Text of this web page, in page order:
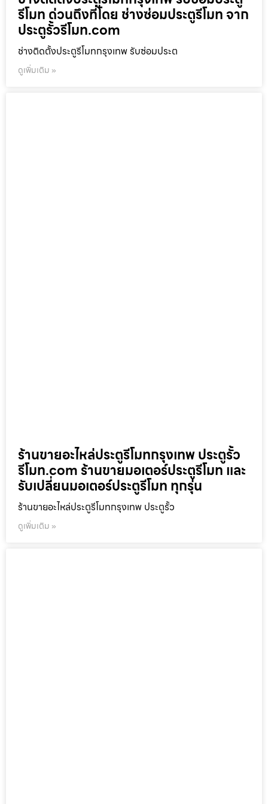
รีโมท ด่วนถึงที่โดย ช่างซ่อมประตูรีโมท จาก
ประตูรั้วรีโมท.com
ช่างติดตั้งประตูรีโมทกรุงเทพ รับซ่อมประต
ดูเพิ่มเติม »
ร้านขายอะไหล่ประตูรีโมทกรุงเทพ ประตูรั้ว
รีโมท.com ร้านขายมอเตอร์ประตูรีโมท และ
รับเปลี่ยนมอเตอร์ประตูรีโมท ทุกรุ่น
ร้านขายอะไหล่ประตูรีโมทกรุงเทพ ประตูรั้ว
ดูเพิ่มเติม »